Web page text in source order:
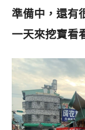
準備中，還有
一天來挖寶看